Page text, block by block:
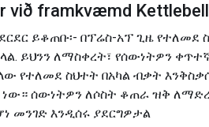
við framkvæmd
ይቆጠቡ፡- በፕሬስ-አፕ ጊዜ
ይህንን ለማስቀረት፣ የሰውነትዎን
የተለመደ ስህተት በአካል ብቃት
ሰውነትዎን ለሶስት ቆጠራ ዝቅ
መንገድ እንዲሰሩ ያደርግዎታል